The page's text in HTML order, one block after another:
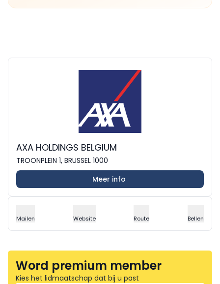
AXA HOLDINGS BELGIUM
TROONPLEIN 1, BRUSSEL 1000
Meer info
Mailen Website Route Bellen
Word premium member
Kies het lidmaatschap dat bij u past